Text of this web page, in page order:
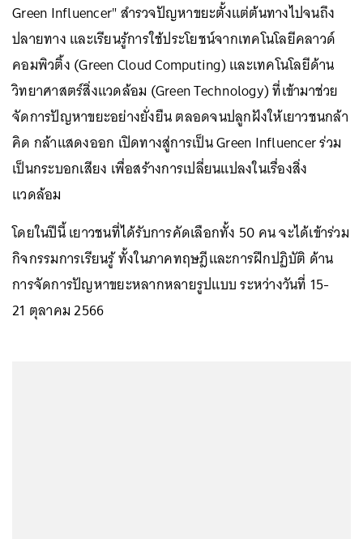
Green Influencer" สำรวจปัญหาขยะตั้งแต่ต้นทางไปจนถึง
ปลายทาง และเรียนรู้การใช้ประโยชน์จากเทคโนโลยีคลาวด์
คอมพิวติ้ง (Green Cloud Computing) และเทคโนโลยีด้าน
วิทยาศาสตร์สิ่งแวดล้อม (Green Technology) ที่เข้ามาช่วย
จัดการปัญหาขยะอย่างยั่งยืน ตลอดจนปลูกฝังให้เยาวชนกล้า
คิด กล้าแสดงออก เปิดทางสู่การเป็น Green Influencer ร่วม
เป็นกระบอกเสียง เพื่อสร้างการเปลี่ยนแปลงในเรื่องสิ่ง
แวดล้อม
โดยในปีนี้ เยาวชนที่ได้รับการคัดเลือกทั้ง 50 คน จะได้เข้าร่วม
กิจกรรมการเรียนรู้ ทั้งในภาคทฤษฎีและการฝึกปฏิบัติ ด้าน
การจัดการปัญหาขยะหลากหลายรูปแบบ ระหว่างวันที่ 15-
21 ตุลาคม 2566